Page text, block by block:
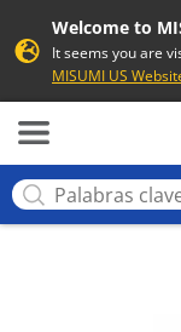
Welcome to
It seems you are
MISUMI US